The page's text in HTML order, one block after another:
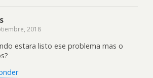
2018
estara listo ese problema mas o